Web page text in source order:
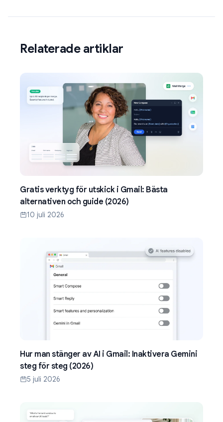
Relaterade artiklar
Gratis verktyg för utskick i Gmail: Bästa
alternativen och guide (2026)
10 juli 2026
Hur man stänger av AI i Gmail: Inaktivera Gemini
steg för steg (2026)
5 juli 2026